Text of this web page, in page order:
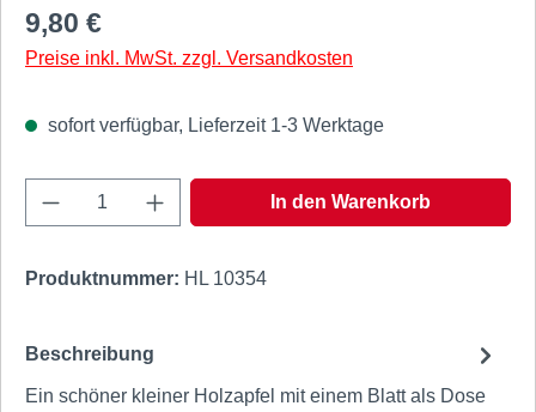
Regulärer Preis:
9,80 €
Preise inkl. MwSt. zzgl. Versandkosten
sofort verfügbar, Lieferzeit 1-3 Werktage
Produkt Anzahl: Gib den gewünschten
In den Warenkorb
Produktnummer: HL 10354
Beschreibung
Ein schöner kleiner Holzapfel mit einem Blatt als Dose